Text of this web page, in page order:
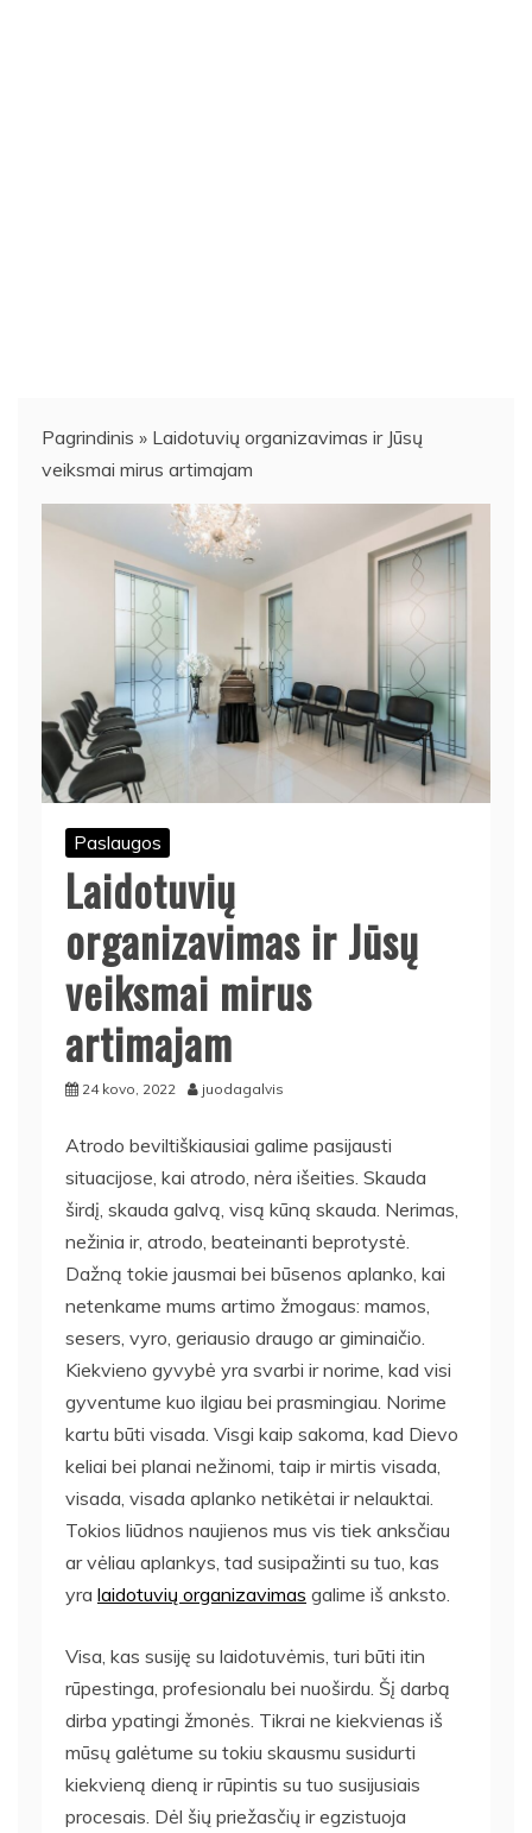
Pagrindinis » Laidotuvių organizavimas ir Jūsų
veiksmai mirus artimajam
Paslaugos
Laidotuvių
organizavimas ir Jūsų
veiksmai mirus
artimajam
24 kovo, 2022 juodagalvis
Atrodo beviltiškiausiai galime pasijausti
situacijose, kai atrodo, nėra išeities. Skauda
širdį, skauda galvą, visą kūną skauda. Nerimas,
nežinia ir, atrodo, beateinanti beprotystė.
Dažną tokie jausmai bei būsenos aplanko, kai
netenkame mums artimo žmogaus: mamos,
sesers, vyro, geriausio draugo ar giminaičio.
Kiekvieno gyvybė yra svarbi ir norime, kad visi
gyventume kuo ilgiau bei prasmingiau. Norime
kartu būti visada. Visgi kaip sakoma, kad Dievo
keliai bei planai nežinomi, taip ir mirtis visada,
visada, visada aplanko netikėtai ir nelauktai.
Tokios liūdnos naujienos mus vis tiek anksčiau
ar vėliau aplankys, tad susipažinti su tuo, kas
yra laidotuvių organizavimas galime iš anksto.
Visa, kas susiję su laidotuvėmis, turi būti itin
rūpestinga, profesionalu bei nuoširdu. Šį darbą
dirba ypatingi žmonės. Tikrai ne kiekvienas iš
mūsų galėtume su tokiu skausmu susidurti
kiekvieną dieną ir rūpintis su tuo susijusiais
procesais. Dėl šių priežasčių ir egzistuoja